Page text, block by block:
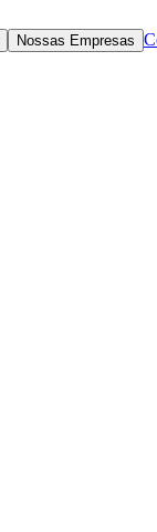
Nossas Empresas